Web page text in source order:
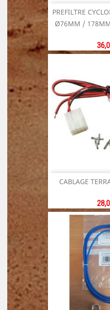
PREFILTRE
Ø76MM / 178MM
Prix
CABLAGE
Prix